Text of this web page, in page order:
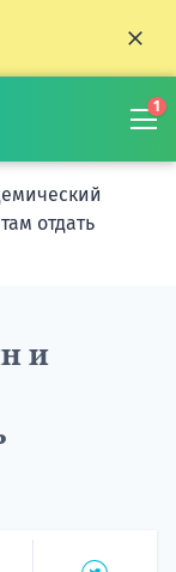
1
отдать
и